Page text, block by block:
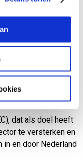
en
huiselijk
ernstig
dat als doel heeft
te versterken en
en door Nederland